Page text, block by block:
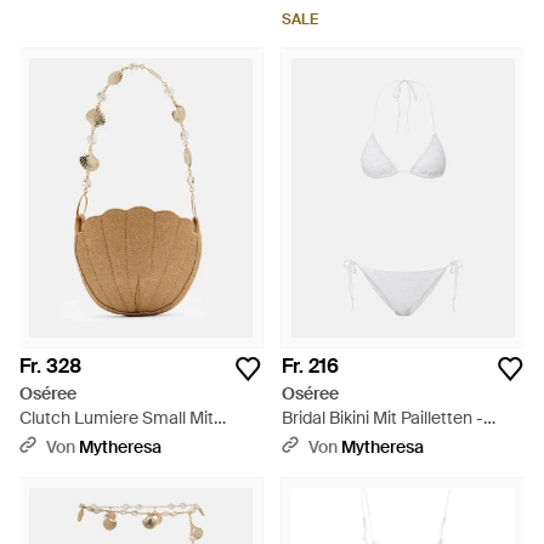
SALE
Fr. 328
Oséree
Clutch Lumiere Small Mit
Kristallen - Weiß
Von Mytheresa
Fr. 216
Oséree
Bridal Bikini Mit Pailletten -
WeißVon Mytheresa